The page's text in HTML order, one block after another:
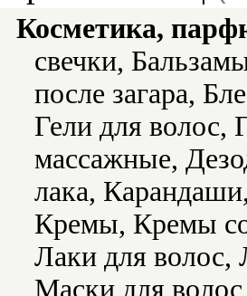
Косметика,
свечки,
после загара,
Гели для волос,
массажные,
лака,
Кремы, Кремы
Лаки для волос,
Маски для